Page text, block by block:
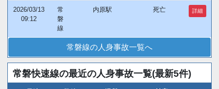
2026/03/13
09:12
常
磐
線
内原駅 死亡 詳細
常磐線の人身事故一覧へ
常磐快速線の最近の人身事故一覧(最新5件)